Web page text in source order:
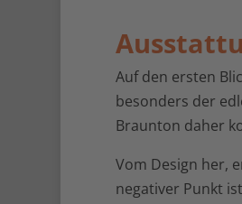
Auf den ersten
besonders der
Braunton daher
Vom Design her,
negativer Punkt